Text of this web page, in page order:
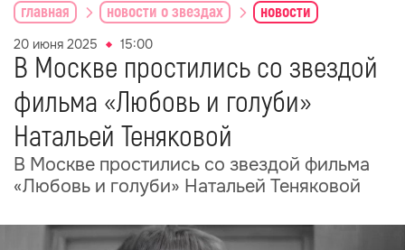
главная новости о звездах новости
20 июня 2025 15:00
В Москве простились со звездой
фильма «Любовь и голуби»
Натальей Теняковой
В Москве простились со звездой фильма
«Любовь и голуби» Натальей Теняковой